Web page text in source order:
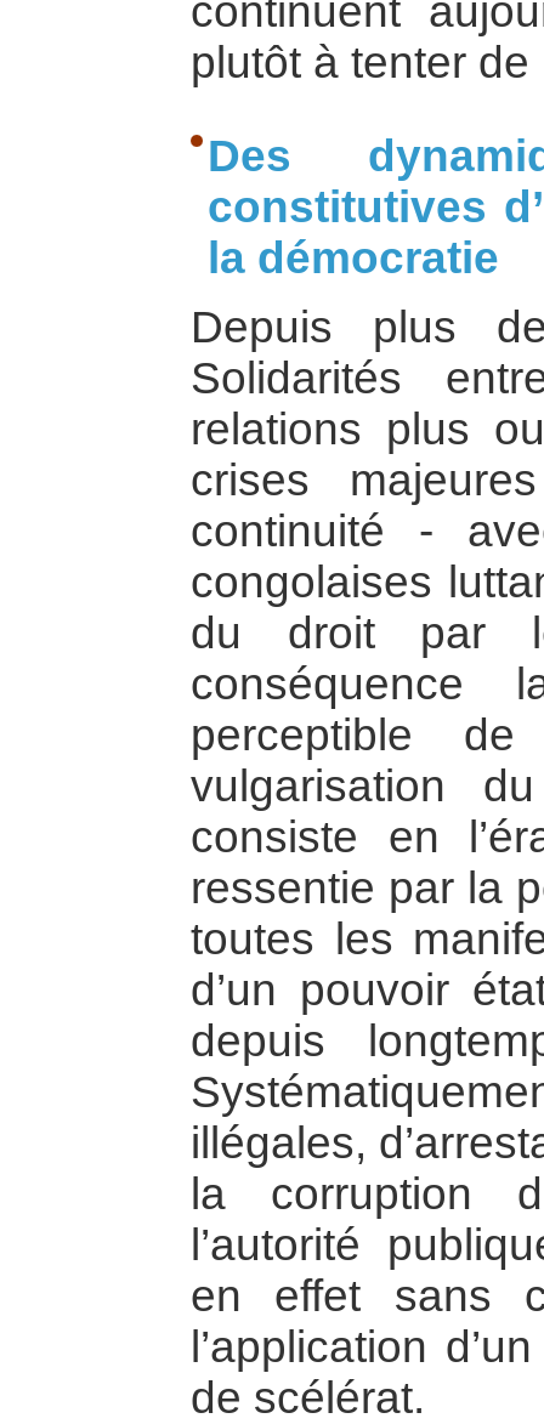
continuent
plutôt à tenter de
Des
constitutives
la démocratie
Depuis plus
Solidarités
relations plus
crises
continuité -
congolaises
du droit par
conséquence
perceptible
vulgarisation
consiste en
ressentie par la
toutes les
d’un pouvoir
depuis
illégales,
la corruption
l’autorité
en effet sans
l’application
de scélérat.